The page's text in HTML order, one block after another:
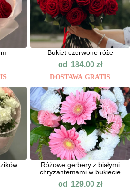
Bukiet czerwone róże
od 184.00zł
DOSTAWA GRATIS
Różowe gerbery z białymi
chryzantemami w bukiecie
od 129.00zł